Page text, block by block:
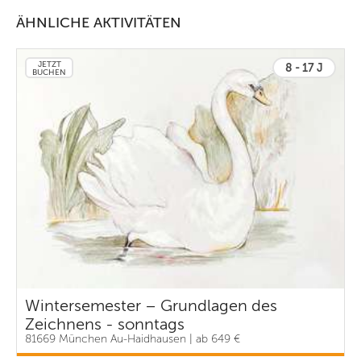
ÄHNLICHE AKTIVITÄTEN
JETZT
BUCHEN
8 - 17 J
Wintersemester – Grundlagen des
Zeichnens - sonntags
81669 München Au-Haidhausen | ab 649 €